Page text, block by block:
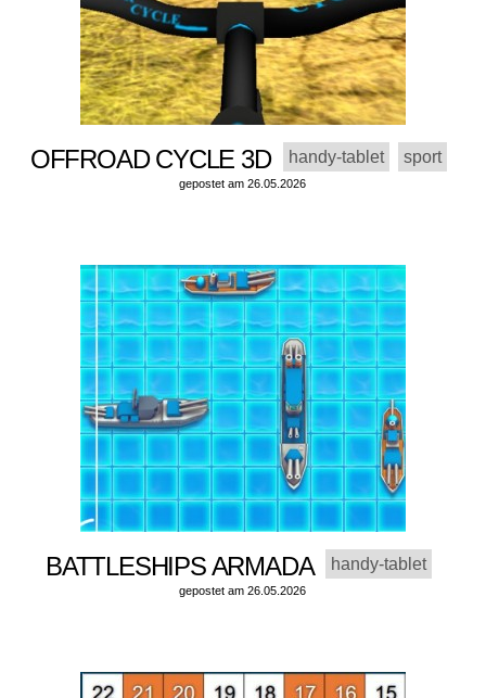
OFFROAD CYCLE 3D handy-tablet sport
gepostet am 26.05.2026
BATTLESHIPS ARMADA handy-tablet
gepostet am 26.05.2026